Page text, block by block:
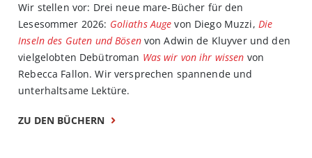
Wir stellen vor: Drei neue mare-Bücher für den
Lesesommer 2026: Goliaths Auge von Diego Muzzi, Die
Inseln des Guten und Bösenvon Adwin de Kluyver und den
vielgelobten Debütroman Was wir von ihr wissen von
Rebecca Fallon. Wir versprechen spannende und
unterhaltsame Lektüre.
ZU DEN BÜCHERN